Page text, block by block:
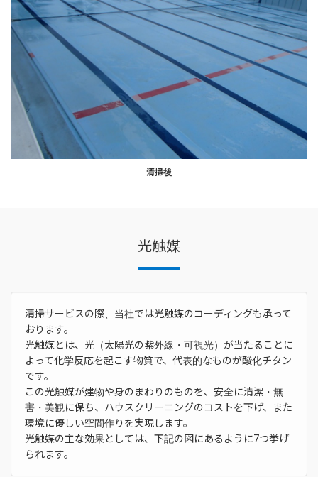
清掃後
光触媒
清掃サービスの際、当社では光触媒のコーディングも承って
おります。
光触媒とは、光（太陽光の紫外線・可視光）が当たることに
よって化学反応を起こす物質で、代表的なものが酸化チタン
です。
この光触媒が建物や身のまわりのものを、安全に清潔・無
害・美観に保ち、ハウスクリーニングのコストを下げ、
また
環境に優しい空間作りを実現します。
光触媒の主な効果としては、下記の図にあるように7つ挙げ
られます。